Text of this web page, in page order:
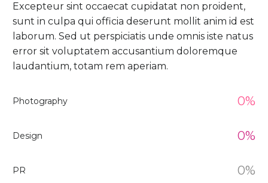
Excepteur sint occaecat cupidatat non proident,
sunt in culpa qui officia deserunt mollit anim id est
laborum. Sed ut perspiciatis unde omnis iste natus
error sit voluptatem accusantium doloremque
laudantium, totam rem aperiam.
Photography 0%
Design 0%
PR 0%